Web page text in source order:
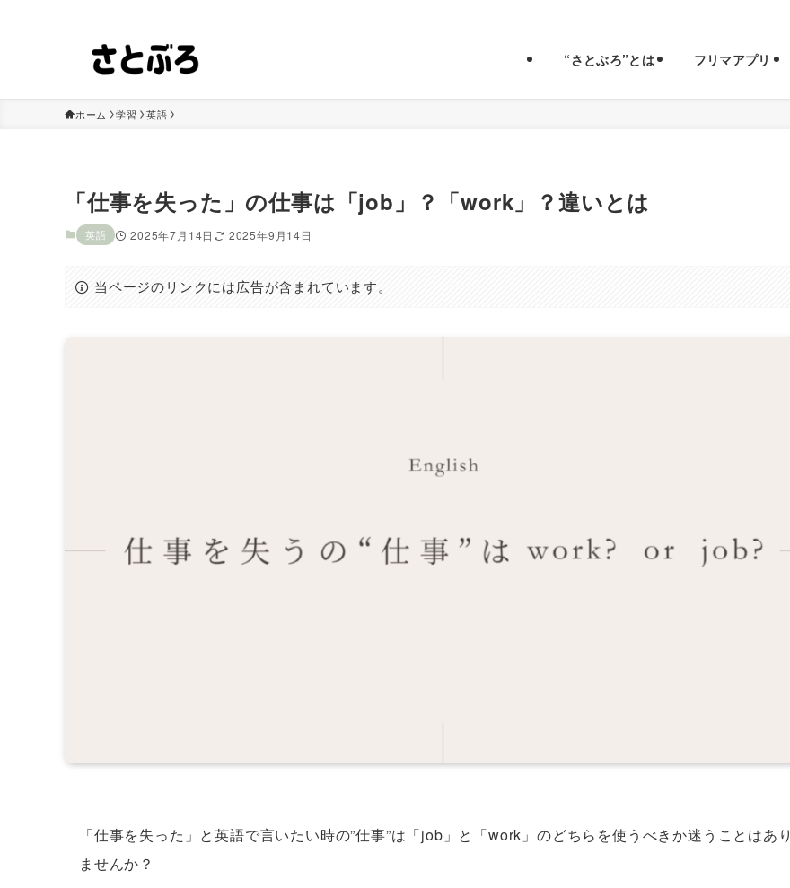
“さとぶろ”とは フリマアプリ
ホーム 学習 英語
「仕事を失った」の仕事は「job」？「work」？違いとは
英語 2025年7月14日 2025年9月14日
当ページのリンクには広告が含まれています。
「仕事を失った」と英語で言いたい時の”仕事”は「job」と「work」のどちらを使うべきか迷うことはあり
ませんか？